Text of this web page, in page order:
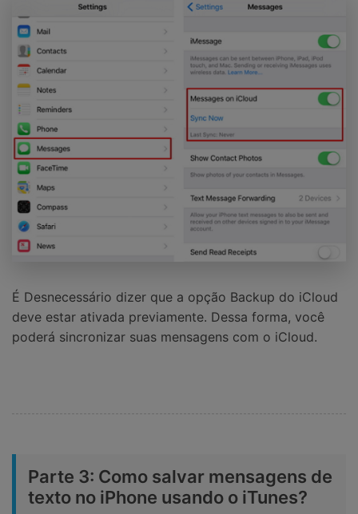
É Desnecessário dizer que a opção Backup do iCloud
deve estar ativada previamente. Dessa forma, você
poderá sincronizar suas mensagens com o iCloud.
Parte 3: Como salvar mensagens de
texto no iPhone usando o iTunes?